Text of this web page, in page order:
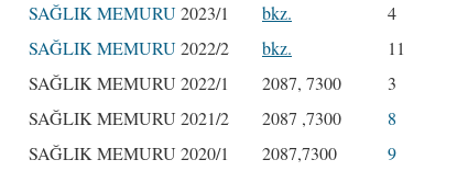
SAĞLIK MEMURU2023/1 bkz. 4
SAĞLIK MEMURU2022/2 bkz. 11
SAĞLIK MEMURU 2022/1 2087, 7300 3
SAĞLIK MEMURU 2021/2 2087 ,7300 8
SAĞLIK MEMURU 2020/1 2087,7300 9